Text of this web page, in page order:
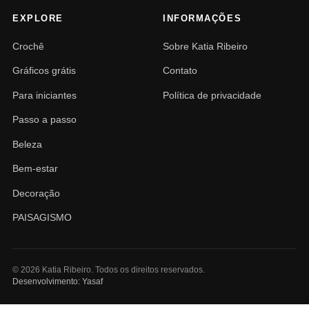
EXPLORE
Crochê
Gráficos grátis
Para iniciantes
Passo a passo
Beleza
Bem-estar
Decoração
PAISAGISMO
INFORMAÇÕES
Sobre Katia Ribeiro
Contato
Política de privacidade
© 2026 Katia Ribeiro. Todos os direitos reservados.
Desenvolvimento: Yasaf